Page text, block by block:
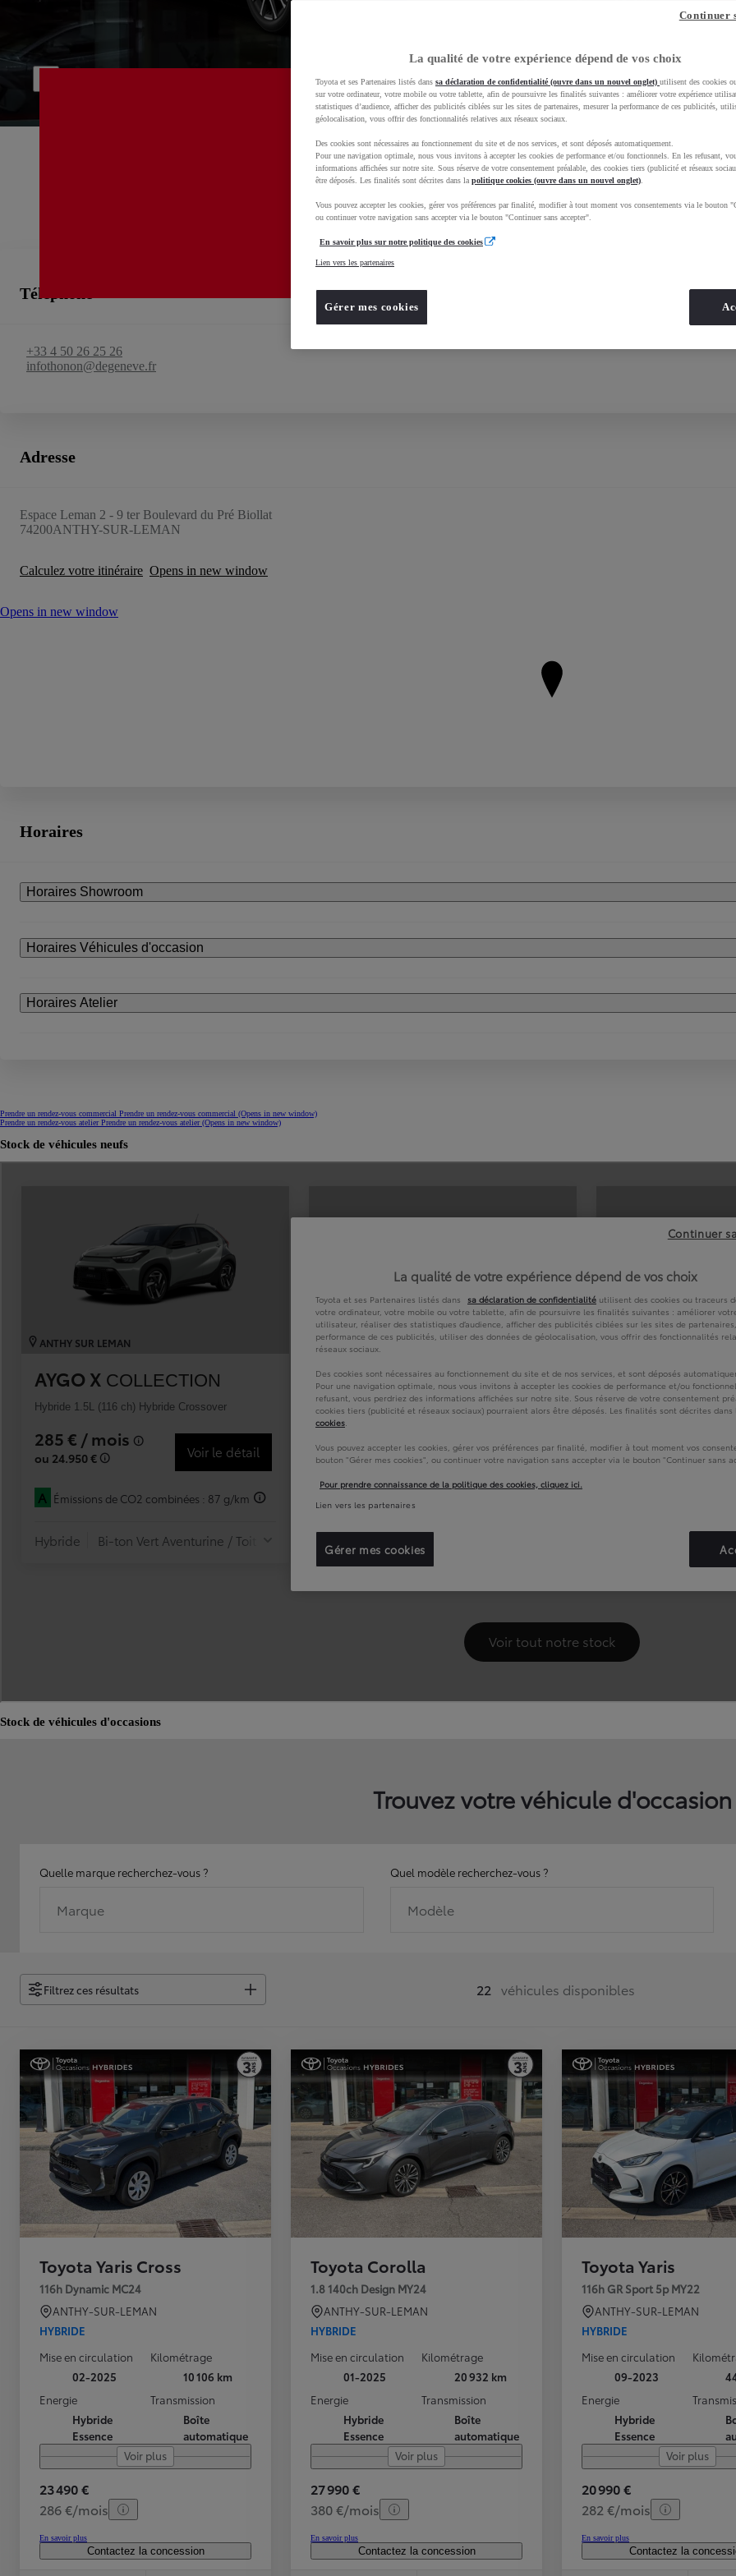
À partir de 19 700 €
HYBRIDE
TOYOTA C-HR
HYBRIDE OU HYBRIDE RECHARGEABLE
Disponible rapidement
TOYOTA DEGENEVE THONON
00CD2-D02E6-5CE7B-45000-01270-1
Nos informations
Téléphone
+33 4 50 26 25 26
infothonon@degeneve.fr
Adresse
Espace Leman 2 - 9 ter Boulevard du Pré Biollat
74200ANTHY-SUR-LEMAN
Calculez votre itinéraire Opens in new window
Opens in new window
Horaires
Horaires Showroom
Horaires Véhicules d'occasion
Horaires Atelier
Prendre un rendez-vous commercial Prendre un rendez-vous commercial (Opens in new window)
Prendre un rendez-vous atelierPrendre un rendez-vous atelier(Opens in new window)
Stock de véhicules neufs
Stock de véhicules d'occasions
Trouvez votre véhicule d'occasion
Quelle marque recherchez-vous ?
Marque
Quel modèle recherchez-vous ?
Modèle
Filtrez ces résultats 22 véhicules disponibles
Toyota Yaris Cross
116h Dynamic MC24
ANTHY-SUR-LEMAN
HYBRIDE
Mise en circulation
02-2025
Kilométrage
10 106 km
Energie
Hybride
Essence
Transmission
Boîte
automatique
Voir plus
23 490 €
286 €/mois
En savoir plus
Contactez la concession
Toyota Corolla
1.8 140ch Design MY24
ANTHY-SUR-LEMAN
HYBRIDE
Mise en circulation
01-2025
Kilométrage
20 932 km
Energie
Hybride
Essence
Transmission
Boîte
automatique
Voir plus
27 990 €
380 €/mois
En savoir plus
Contactez la concession
Toyota Yaris
116h GR Sport 5p MY22
ANTHY-SUR-LEMAN
HYBRIDE
Mise en circulation
09-2023
Energie
Hybride
Essence
Voir plus
20 990 €
282 €/mois
En savoir plus
Contactez la
La qualité de votre expérience dépend de vos choix
Toyota et ses Partenaires listés dans sa déclaration de confidentialité (ouvre dans un nouvel onglet) utilisent des cookies
sur votre ordinateur, votre mobile ou votre tablette, afin de poursuivre les finalités suivantes : améliorer votre expérience
statistiques d’audience, afficher des publicités ciblées sur les sites de partenaires, mesurer la performance de ces publicités,
géolocalisation, vous offrir des fonctionnalités relatives aux réseaux sociaux.
Des cookies sont nécessaires au fonctionnement du site et de nos services, et sont déposés automatiquement.
Pour une navigation optimale, nous vous invitons à accepter les cookies de performance et/ou fonctionnels. En les refusant,
informations affichées sur notre site. Sous réserve de votre consentement préalable, des cookies tiers (publicité et réseaux
être déposés. Les finalités sont décrites dans la politique cookies (ouvre dans un nouvel onglet)
Vous pouvez accepter les cookies, gérer vos préférences par finalité, modifier à tout moment vos consentements via le bouton
ou continuer votre navigation sans accepter via le bouton "Continuer sans accepter".
En savoir plus sur notre politique des cookies
Lien vers les partenaires
Gérer mes cookies
Continuer